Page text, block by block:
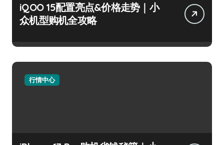
iQOO 15配置亮点&价格走势｜小
众机型购机全攻略
行情中心